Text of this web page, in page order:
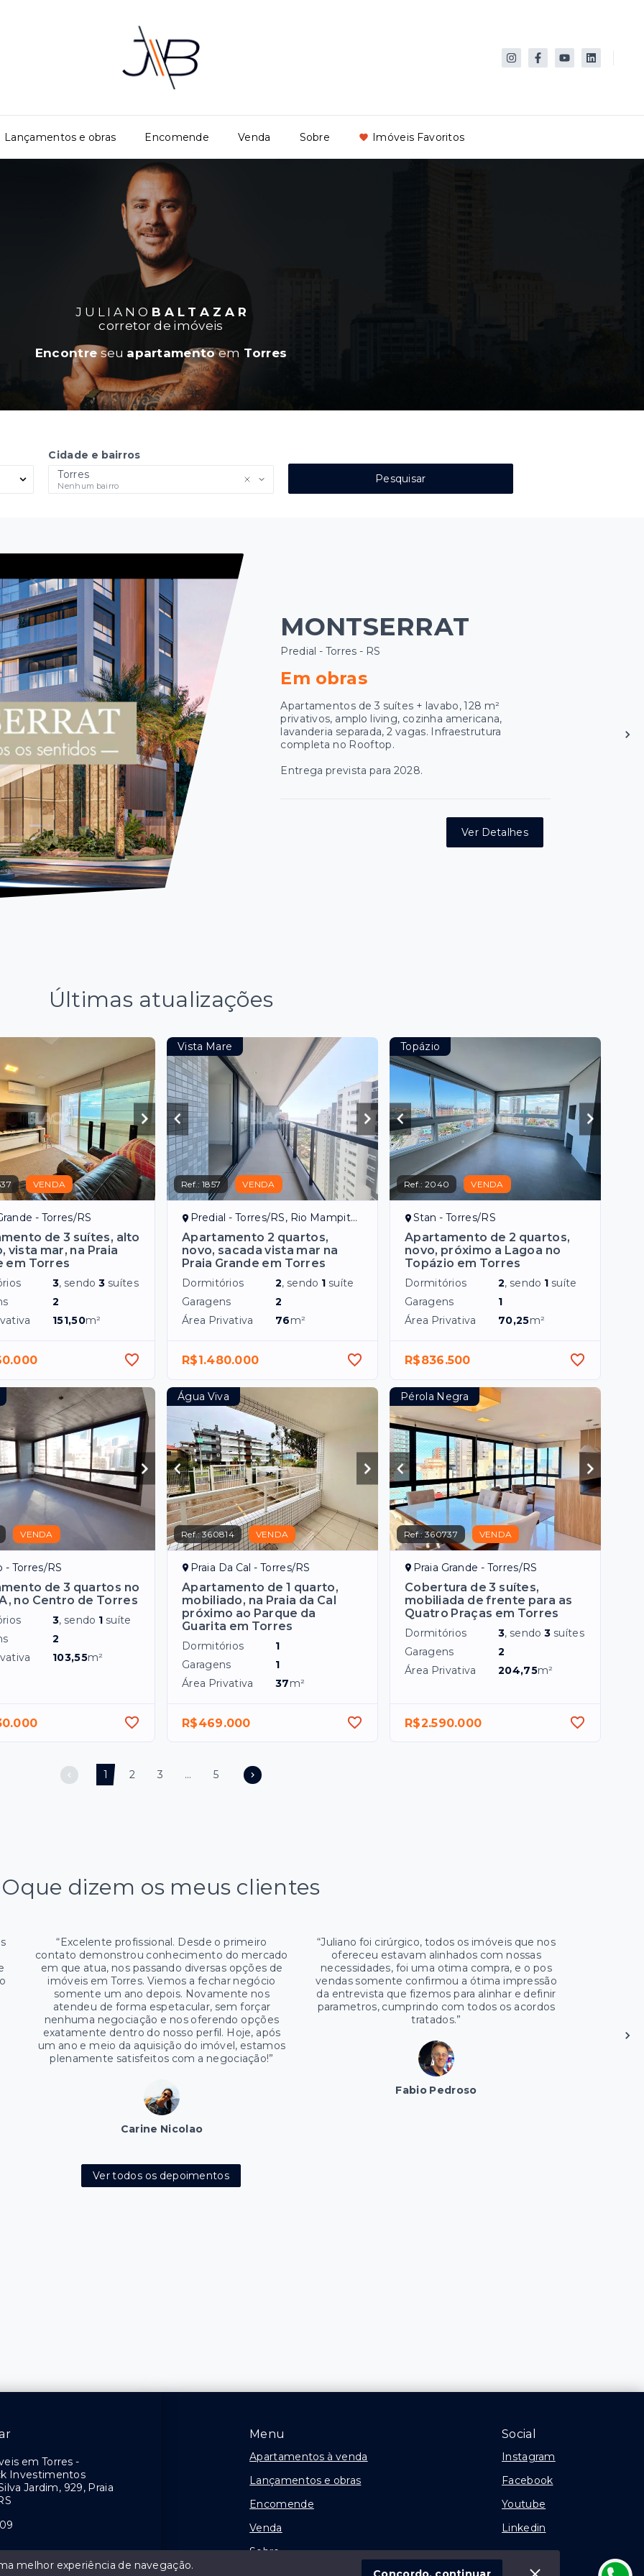
Lançamentos e obras Encomende Venda Sobre Imóveis Favoritos
J U L I A N O B A L T A Z A R
corretor de imóveis
Encontreseu apartamentoem Torres
Cidade e bairros
Torres
Nenhum bairro
Pesquisar
MONTSERRAT
Predial - Torres - RS
Em obras
Apartamentos de 3 suítes + lavabo, 128 m²
privativos, amplo living, cozinha americana,
lavanderia separada, 2 vagas. Infraestrutura
completa no Rooftop.
Entrega prevista para 2028.
Ver Detalhes
Últimas atualizações
VENDA
- Torres/RS
de 3 suítes, alto
vista mar, na Praia
em Torres
3, sendo3 suítes
2
151,50m²
Vista Mare
Ref.:1857 VENDA
Predial - Torres/RS, Rio Mampituba
Apartamento 2 quartos,
novo, sacada vista mar na
Praia Grande em Torres
Dormitórios 2, sendo 1 suíte
Garagens
2
Área Privativa
76m²
R$1.480.000
Topázio
Ref.:2040 VENDA
Stan - Torres/RS
Apartamento de 2 quartos,
novo, próximo a Lagoa no
Topázio em Torres
Dormitórios 2, sendo 1 suíte
Garagens
1
Área Privativa
70,25m²
R$836.500
VENDA
- Torres/RS
de 3 quartos no
no Centro de Torres
3, sendo 1 suíte
2
103,55m²
Água Viva
Ref.:360814 VENDA
Praia Da Cal - Torres/RS
Apartamento de 1 quarto,
mobiliado, na Praia da Cal
próximo ao Parque da
Guarita em Torres
Dormitórios
1
Garagens
1
Área Privativa
37m²
R$469.000
Pérola Negra
Ref.:360737 VENDA
Praia Grande - Torres/RS
Cobertura de 3 suítes,
mobiliada de frente para as
Quatro Praças em Torres
Dormitórios 3, sendo3 suítes
Garagens
2
Área Privativa
204,75m²
R$2.590.000
1 2 3 ... 5
Oque dizem os meus clientes
“Excelente profissional. Desde o primeiro
contato demonstrou conhecimento do mercado
em que atua, nos passando diversas opções de
imóveis em Torres. Viemos a fechar negócio
somente um ano depois. Novamente nos
atendeu de forma espetacular, sem forçar
nenhuma negociação e nos oferendo opções
exatamente dentro do nosso perfil. Hoje, após
um ano e meio da aquisição do imóvel, estamos
plenamente satisfeitos com a negociação!”
Carine Nicolao
“Juliano foi cirúrgico, todos os imóveis que nos
ofereceu estavam alinhados com nossas
necessidades, foi uma otima compra, e o pos
vendas somente confirmou a ótima impressão
da entrevista que fizemos para alinhar e definir
parametros, cumprindo com todos os acordos
tratados.”
Fabio Pedroso
Ver todos os depoimentos
Menu
Apartamentos à venda
Lançamentos e obras
Encomende
Venda
Sobre
Social
Instagram
Facebook
Youtube
Linkedin
em Torres -
Investimentos
Jardim, 929, Praia
melhor experiência de navegação.